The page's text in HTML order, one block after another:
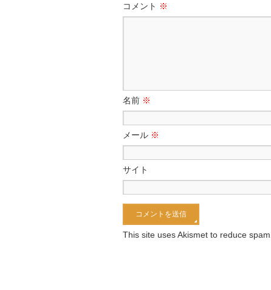
コメント ※
名前 ※
メール ※
サイト
This site uses Akismet to reduce spam.